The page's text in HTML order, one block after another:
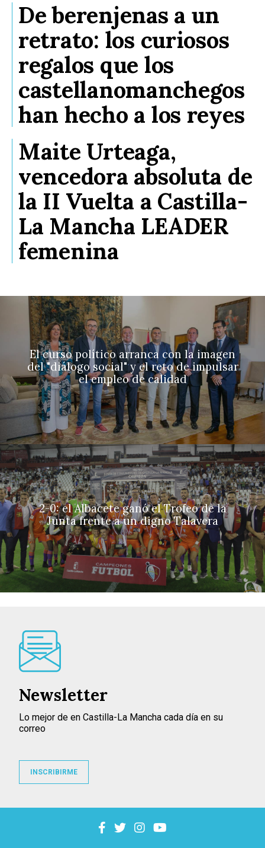
De berenjenas a un
retrato: los curiosos
regalos que los
castellanomanchegos
han hecho a los reyes
Maite Urteaga,
vencedora absoluta de
la II Vuelta a Castilla-
La Mancha LEADER
femenina
El curso político arranca con la imagen
del "diálogo social" y el reto de impulsar
el empleo de calidad
2-0: el Albacete ganó el Trofeo de la
Junta frente a un digno Talavera
Newsletter
Lo mejor de en Castilla-La Mancha cada día en su
correo
INSCRIBIRME